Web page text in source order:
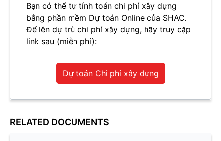
Bạn có thể tự tính toán chi phí xây dựng
bằng phần mềm Dự toán Online của SHAC.
Để lên dự trù chi phí xây dựng, hãy truy cập
link sau (miễn phí):
Dự toán Chi phí xây dựng
RELATED DOCUMENTS